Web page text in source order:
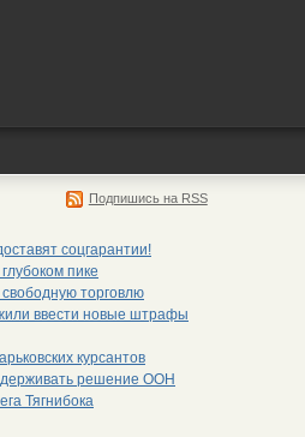
Подпишись на RSS
соцгарантии!
пике
торговлю
ввести новые штрафы
курсантов
решение ООН
Тягнибока